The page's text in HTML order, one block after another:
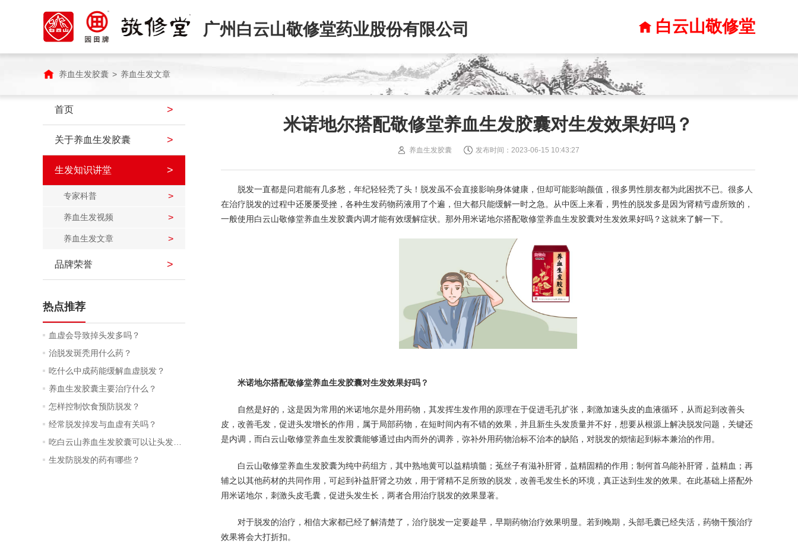
广州白云山敬修堂药业股份有限公司 白云山敬修堂
养血生发胶囊 > 养血生发文章
首页 >
关于养血生发胶囊 >
生发知识讲堂 >
专家科普 >
养血生发视频 >
养血生发文章 >
品牌荣誉 >
热点推荐
血虚会导致掉头发多吗？
治脱发斑秃用什么药？
吃什么中成药能缓解血虚脱发？
养血生发胶囊主要治疗什么？
怎样控制饮食预防脱发？
经常脱发掉发与血虚有关吗？
生发防脱发的药有哪些？
米诺地尔搭配敬修堂养血生发胶囊对生发效果好吗？
养血生发胶囊 发布时间：2023-06-15 10:43:27
脱发一直都是问君能有几多愁，年纪轻轻秃了头！脱发虽不会直接影响身体健康，但却可能影响颜值，很多男性朋友都为此困扰不已。很多人
在治疗脱发的过程中还屡屡受挫，各种生发药物药液用了个遍，但大都只能缓解一时之急。从中医上来看，男性的脱发多是因为肾精亏虚所致的，
一般使用白云山敬修堂养血生发胶囊内调才能有效缓解症状。那外用米诺地尔搭配敬修堂养血生发胶囊对生发效果好吗？这就来了解一下。
米诺地尔搭配敬修堂养血生发胶囊对生发效果好吗？
自然是好的，这是因为常用的米诺地尔是外用药物，其发挥生发作用的原理在于促进毛孔扩张，刺激加速头皮的血液循环，从而起到改善头
皮，改善毛发，促进头发增长的作用，属于局部药物，在短时间内有不错的效果，并且新生头发质量并不好，想要从根源上解决脱发问题，关键还
是内调，而白云山敬修堂养血生发胶囊能够通过由内而外的调养，弥补外用药物治标不治本的缺陷，对脱发的烦恼起到标本兼治的作用。
白云山敬修堂养血生发胶囊为纯中药组方，其中熟地黄可以益精填髓；菟丝子有滋补肝肾，益精固精的作用；制何首乌能补肝肾，益精血；再
辅之以其他药材的共同作用，可起到补益肝肾之功效，用于肾精不足所致的脱发，改善毛发生长的环境，真正达到生发的效果。在此基础上搭配外
用米诺地尔，刺激头皮毛囊，促进头发生长，两者合用治疗脱发的效果显著。
对于脱发的治疗，相信大家都已经了解清楚了，治疗脱发一定要趁早，早期药物治疗效果明显。若到晚期，头部毛囊已经失活，药物干预治疗
效果将会大打折扣。